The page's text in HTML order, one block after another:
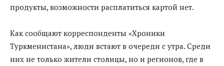
продукты, возможности расплатиться картой нет.
Как сообщают корреспонденты «Хроники
Туркменистана», люди встают в очереди с утра. Среди
них не только жители столицы, но и регионов, где в